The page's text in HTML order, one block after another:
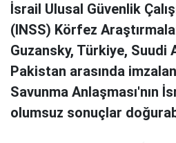
İsrail Ulusal Güvenlik
(INSS) Körfez
Guzansky, Türkiye, Suudi
Pakistan arasında
Savunma Anlaşması'nın
olumsuz sonuçlar